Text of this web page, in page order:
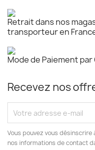
Retrait dans nos
transporteur en
Mode de Paiement
Recevez nos
Vous pouvez vous
nos informations de contact